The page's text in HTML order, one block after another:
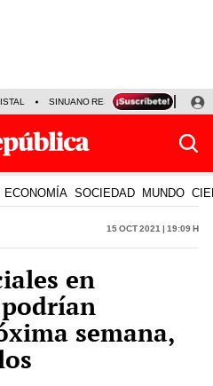
SINUANO RESULTADOS HOY
ECONOMÍA SOCIEDAD MUNDO
15 Oct 2021 | 19:09 h
en
semana,